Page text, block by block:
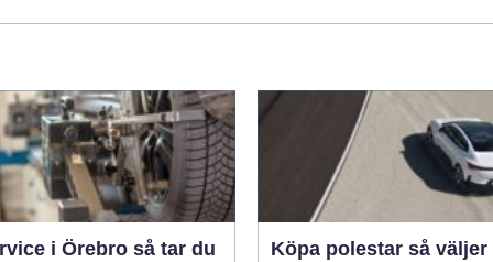
i Örebro så tar du
Köpa polestar så väljer du